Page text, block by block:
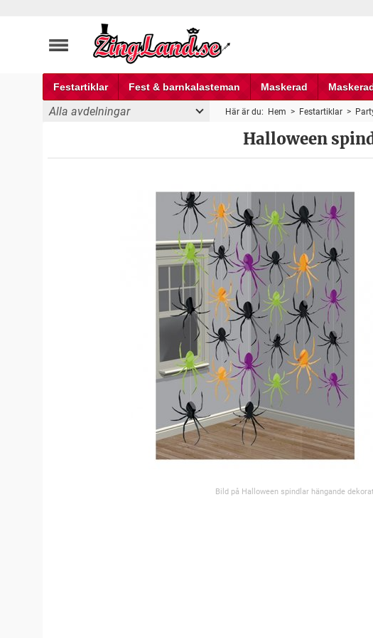
Festartiklar Fest & barnkalasteman Maskerad
Alla avdelningar Här är du: Hem > Festartiklar>
Halloween
Bild på Halloween spindlar hängande